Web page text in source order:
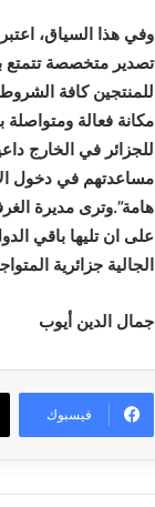
وفي هذا السياق،
تصدير متخصصة تتمتع
للمنتجين كافة
مكانة فعالة
للجزائر في الخارج
مساعدتهم في دخول
هامة”.وترى مديرة
على ان تليها باقي
الجالية جزائرية
جمال الدين أيوب
فيسبوك